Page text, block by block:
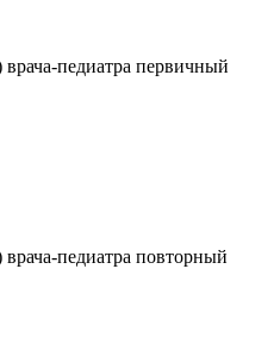
педиатра первичный
педиатра повторный